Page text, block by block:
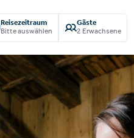
Reisezeitraum
Bitte auswählen
Gäste
2 Erwachsene